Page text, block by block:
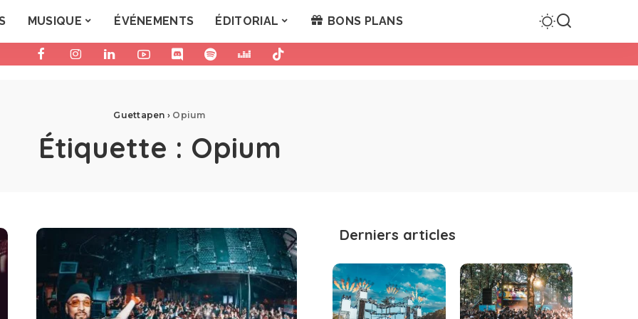
MUSIQUE ÉVÉNEMENTS ÉDITORIAL BONS PLANS
Guettapen › Opium
Étiquette : Opium
Derniers articles